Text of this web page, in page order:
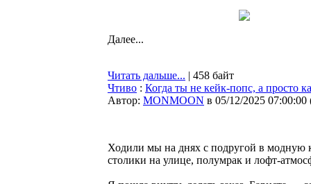
Далее...
Читать дальше... | 458 байт
Чтиво : Когда ты не кейк-попс, а просто
Автор: MONMOON в 05/12/2025 07:00:00
Ходили мы на днях с подругой в
столики на улице, полумрак и лофт-